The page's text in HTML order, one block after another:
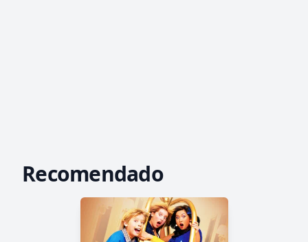
Recomendado